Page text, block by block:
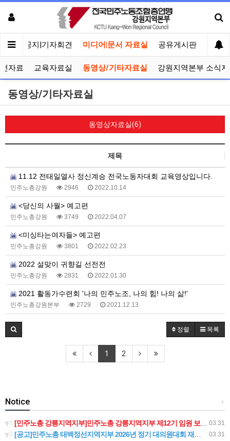
인 공지|기자회견 미디어|문서 자료실 공유게시판 선거
자료 교육자료실 동영상/기타자료실 강원지역본부 소식지
동영상/기타자료실
동영상자료실(6)
제목
11.12 전태일열사 정신계승 전국노동자대회 교육영상입니다.
민주노총강원 2946 2022.10.14
<당신의 사월> 예고편
민주노총강원 3749 2022.04.07
<미싱타는여자들> 예고편
민주노총강원 3801 2022.02.23
2022 설맞이 귀향길 선전전
민주노총강원 2831 2022.01.30
2021 활동가수련회 '나의 민주노조, 나의 힘! 나의 삶!'
민주노총강원본부 2729 2021.12.13
정렬 목록
1 2
+
Notice
03.31
[민주노총 강릉지역지부]민주노총 강릉지역지부 제12기 임원 보궐선거결과 공고
03.31
[공고]민주노총 태백정선지역지부 2026년 정기 대의원대회 재소집 건